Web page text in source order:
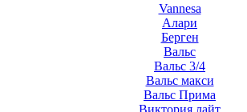
Vannesa
Алари
Берген
Вальс
Вальс 3/4
Вальс макси
Вальс Прима
Виктория лайт